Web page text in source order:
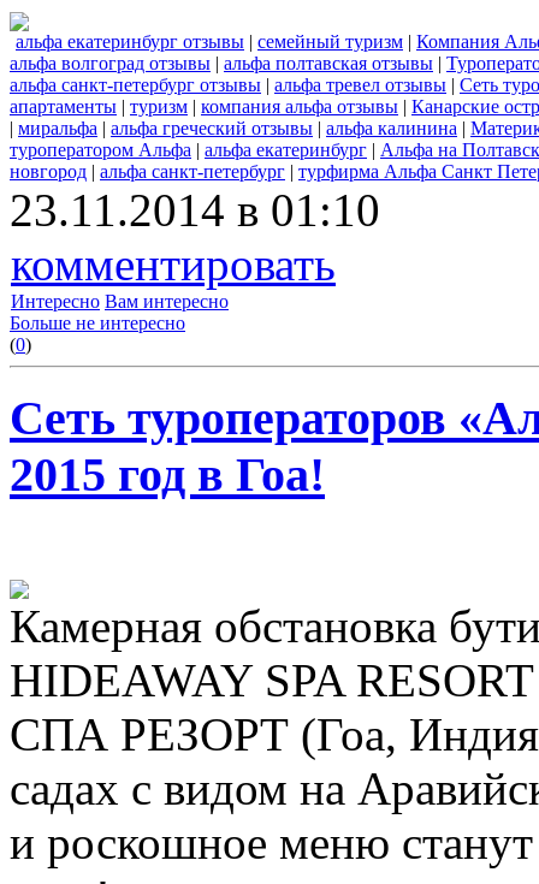
альфа екатеринбург отзывы | семейный туризм | Компания
альфа волгоград отзывы | альфа полтавская отзывы |
альфа санкт-петербург отзывы | альфа тревел отзывы | Сеть
апартаменты | туризм | компания альфа отзывы | Канарские
| миральфа | альфа греческий отзывы | альфа калинина |
туроператором Альфа | альфа екатеринбург | Альфа на
новгород | альфа санкт-петербург | турфирма Альфа Санкт
23.11.2014 в 01:10
комментировать
Интересно Вам интересно
Больше не интересно
(0)
Сеть туроператоров
2015 год в Гоа!
Камерная обстановка
HIDEAWAY SPA
СПА РЕЗОРТ (Гоа,
садах с видом на
и роскошное меню